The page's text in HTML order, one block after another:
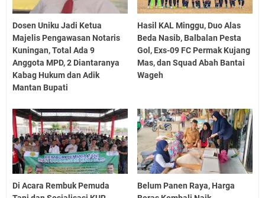
Dosen Uniku Jadi Ketua
Majelis Pengawasan Notaris
Kuningan, Total Ada 9
Anggota MPD, 2 Diantaranya
Kabag Hukum dan Adik
Mantan Bupati
Hasil KAL Minggu, Duo Alas
Beda Nasib, Balbalan Pesta
Gol, Exs-09 FC Permak Kujang
Mas, dan Squad Abah Bantai
Wageh
Di Acara Rembuk Pemuda
Belum Panen Raya, Harga